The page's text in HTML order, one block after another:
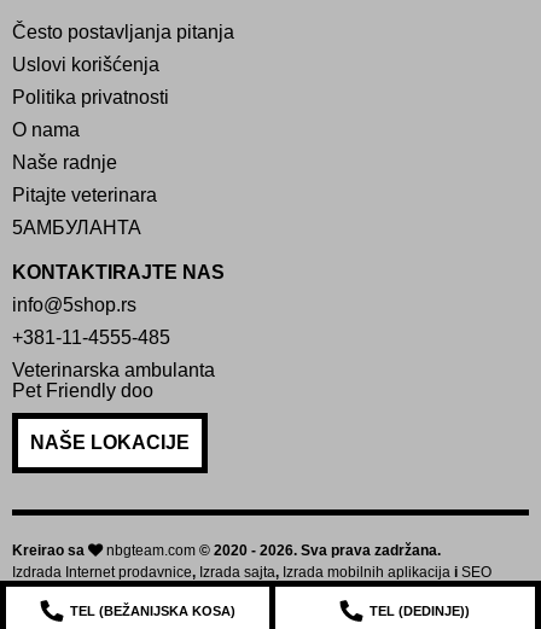
Često postavljanja pitanja
Uslovi korišćenja
Politika privatnosti
O nama
Naše radnje
Pitajte veterinara
5АМБУЛАНТА
KONTAKTIRAJTE NAS
info@5shop.rs
+381-11-4555-485
Veterinarska ambulanta
Pet Friendly doo
NAŠE LOKACIJE
Kreirao sa nbgteam.com © 2020 - 2026. Sva prava zadržana.
Izdrada Internet prodavnice, Izrada sajta, Izrada mobilnih aplikacija i SEO
TEL (BEŽANIJSKA KOSA) TEL (DEDINJE))